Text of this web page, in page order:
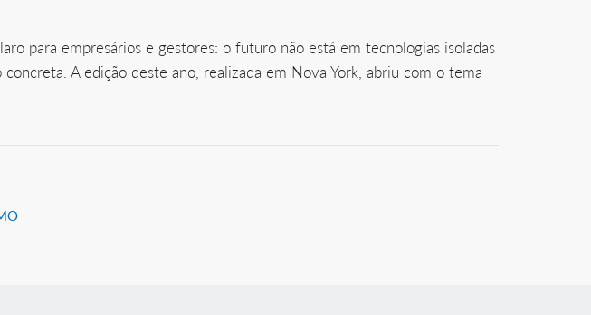
para empresários e gestores: o futuro não está em tecnologias isoladas
A edição deste ano, realizada em Nova York, abriu com o tema